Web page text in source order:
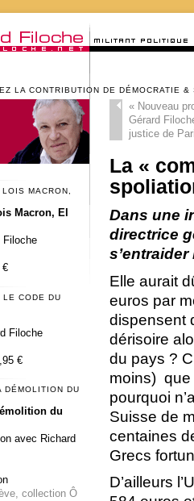
LA CONTRIBUTION DE DÉMOCRATIE &
«Nouveau
Gérard
justice de
La «
Dans une
directrice
Elle aurait
euros par
dispensent
dérisoire
du pays ?
moins) que
pourquoi
Suisse de
centaines
Grecs
D’ailleurs
MACRON,
Macron, El
Filoche
€
CODE DU
Filoche
€
DÉMOLITION DU
du
avec Richard
collection Ô